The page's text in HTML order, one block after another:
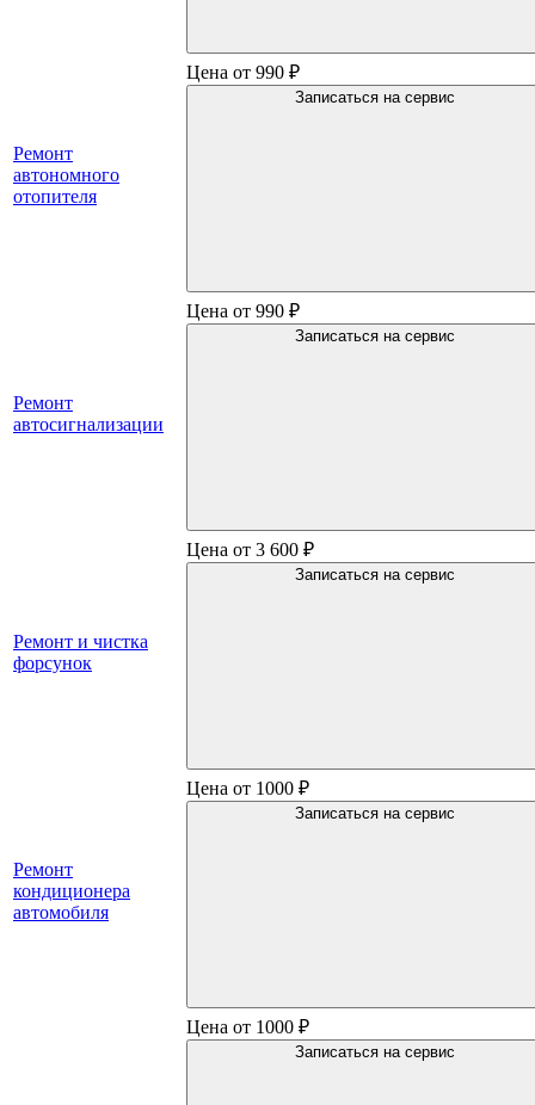
Ремонт
автономного
отопителя
Цена от 990 ₽
Записаться на сервис
Ремонт
автосигнализации
Цена от 990 ₽
Записаться на сервис
Ремонт и чистка
форсунок
Цена от 3 600 ₽
Записаться на сервис
Ремонт
кондиционера
автомобиля
Цена от 1000 ₽
Записаться на сервис
Цена от 1000 ₽
Записаться на сервис